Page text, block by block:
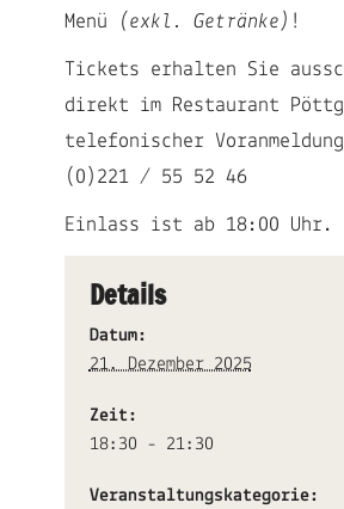
Menü
(exkl. Getränke) !
Tickets erhalten Sie
direkt im Restaurant
telefonischer
(0)221 / 55 52 46
Einlass ist ab 18:00 Uhr.
Details
Datum:
21. Dezember 2025
Zeit:
18:30 - 21:30
Veranstaltungskategorie: